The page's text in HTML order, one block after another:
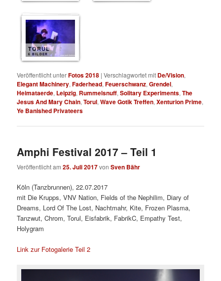
TORUL
6 BILDER
Veröffentlicht unterFotos 2018 |Verschlagwortet mit De/Vision,
Elegant Machinery,Faderhead,Feuerschwanz,Grendel,
Heimataerde, Leipzig, Rummelsnuff,Solitary Experiments,The
Jesus And Mary Chain,Torul,Wave Gotik Treffen,Xenturion Prime,
Ye Banished Privateers
Amphi Festival 2017 – Teil 1
Veröffentlicht am25. Juli 2017vonSven Bähr
Köln (Tanzbrunnen), 22.07.2017
mit Die Krupps, VNV Nation, Fields of the Nephilim, Diary of
Dreams, Lord Of The Lost, Nachtmahr, Kite, Frozen Plasma,
Tanzwut, Chrom, Torul, Eisfabrik, FabrikC, Empathy Test,
Holygram
Link zur Fotogalerie Teil 2